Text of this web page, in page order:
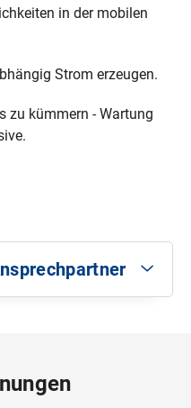
in der mobilen
Strom erzeugen.
zu kümmern - Wartung
unseren